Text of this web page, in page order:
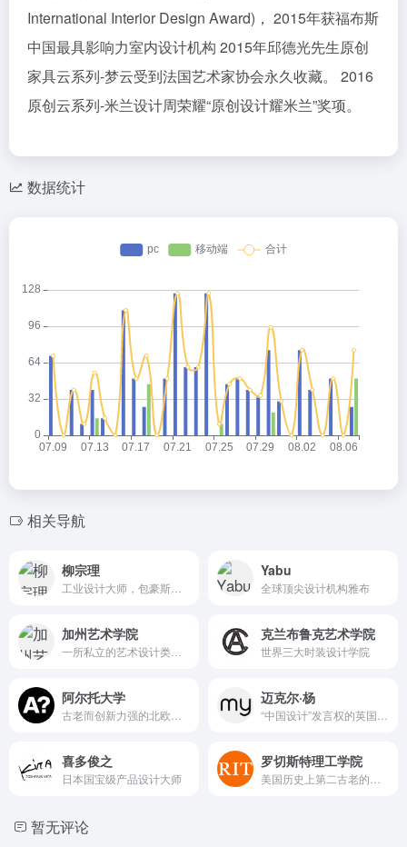
International Interior Design Award)， 2015年获福布斯
中国最具影响力室内设计机构 2015年邱德光先生原创
家具云系列-梦云受到法国艺术家协会永久收藏。 2016
原创云系列-米兰设计周荣耀“原创设计耀米兰”奖项。
数据统计
相关导航
柳宗理 Yabu
全球顶尖设计机构雅布
加州艺术学院 克兰布鲁克艺术学院
世界三大时装设计学院
阿尔托大学 迈克尔·杨
喜多俊之
日本国宝级产品设计大师
罗切斯特理工学院
暂无评论